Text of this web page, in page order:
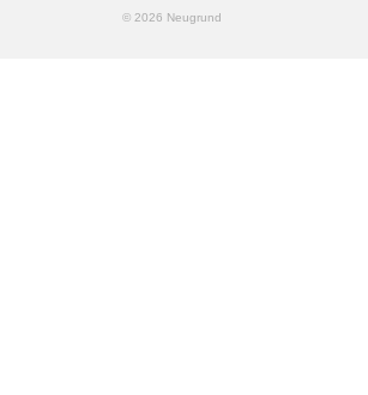
© 2026 Neugrund